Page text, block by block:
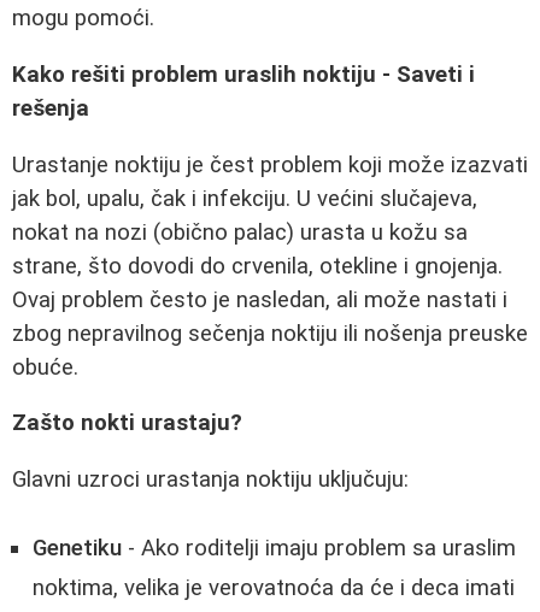
mogu pomoći.
Kako rešiti problem uraslih noktiju - Saveti i
rešenja
Urastanje noktiju je čest problem koji može izazvati
jak bol, upalu, čak i infekciju. U većini slučajeva,
nokat na nozi (obično palac) urasta u kožu sa
strane, što dovodi do crvenila, otekline i gnojenja.
Ovaj problem često je nasledan, ali može nastati i
zbog nepravilnog sečenja noktiju ili nošenja preuske
obuće.
Zašto nokti urastaju?
Glavni uzroci urastanja noktiju uključuju:
Genetiku - Ako roditelji imaju problem sa uraslim
noktima, velika je verovatnoća da će i deca imati